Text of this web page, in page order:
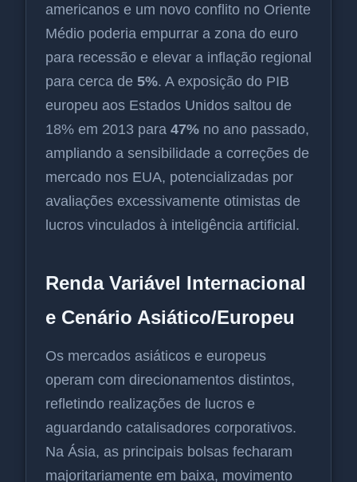
americanos e um novo conflito no Oriente
Médio poderia empurrar a zona do euro
para recessão e elevar a inflação regional
para cerca de 5%. A exposição do PIB
europeu aos Estados Unidos saltou de
18% em 2013 para 47% no ano passado,
ampliando a sensibilidade a correções de
mercado nos EUA, potencializadas por
avaliações excessivamente otimistas de
lucros vinculados à inteligência artificial.
Renda Variável Internacional
e Cenário Asiático/Europeu
Os mercados asiáticos e europeus
operam com direcionamentos distintos,
refletindo realizações de lucros e
aguardando catalisadores corporativos.
Na Ásia, as principais bolsas fecharam
majoritariamente em baixa, movimento